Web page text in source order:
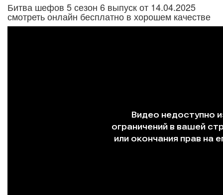
Битва шефов 5 сезон 6 выпуск от 14.04.2025
смотреть онлайн бесплатно в хорошем качестве